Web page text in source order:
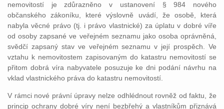
nemovitostí je zdůrazněno v ustanovení § 984 nového
občanského zákoníku, které výslovně uvádí, že osobě, která
nabyla věcné právo (tj. i právo vlastnické) za úplatu v dobré víře
od osoby zapsané ve veřejném seznamu jako osoba oprávněná,
svědčí zapsaný stav ve veřejném seznamu v její prospěch. Ve
vztahu k nemovitostem zapisovaným do katastru nemovitostí se
přitom dobrá víra nabyvatele posuzuje ke dni podání návrhu na
vklad vlastnického práva do katastru nemovitostí.
V rámci nové právní úpravy nelze odhlédnout rovněž od faktu, že
princip ochrany dobré víry není bezbřehý a vlastníkům přiznává